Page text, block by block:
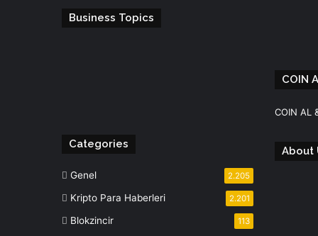
Business Topics
Categories
Genel 2.205
Kripto Para Haberleri 2.201
Blokzincir 113
COIN
COIN AL
About